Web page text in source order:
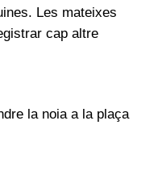
Les mateixes
cap altre
la noia a la plaça